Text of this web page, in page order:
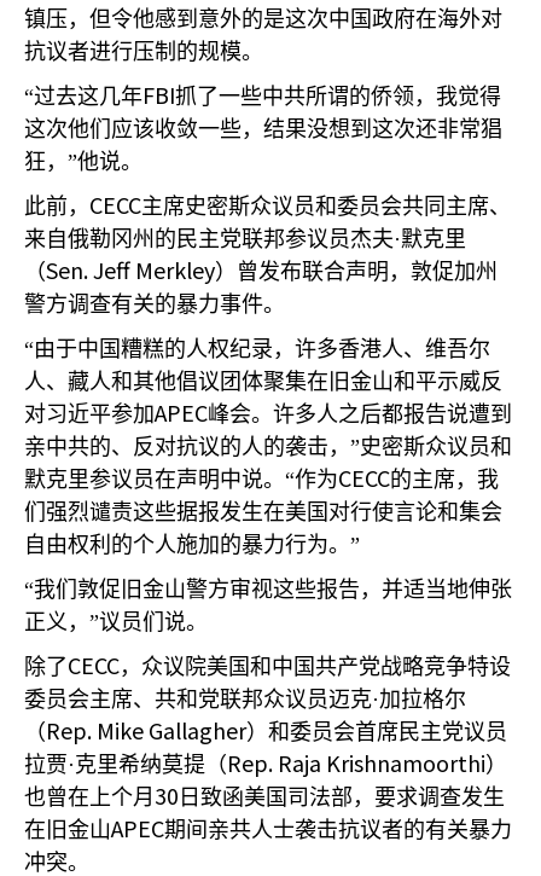
镇压，但令他感到意外的是这次中国政府在海外对
抗议者进行压制的规模。
“过去这几年FBI抓了一些中共所谓的侨领，我觉得
这次他们应该收敛一些，结果没想到这次还非常猖
狂，”他说。
此前， CECC主席史密斯众议员和委员会共同主席、
来自俄勒冈州的民主党联邦参议员杰夫·默克里
（Sen. Jeff Merkley）曾发布联合声明，敦促加州
警方调查有关的暴力事件。
“由于中国糟糕的人权纪录，许多香港人、维吾尔
人、藏人和其他倡议团体聚集在旧金山和平示威反
对习近平参加APEC峰会。许多人之后都报告说遭到
亲中共的、反对抗议的人的袭击，”史密斯众议员和
默克里参议员在声明中说。“作为CECC的主席，我
们强烈谴责这些据报发生在美国对行使言论和集会
自由权利的个人施加的暴力行为。”
“我们敦促旧金山警方审视这些报告，并适当地伸张
正义，”议员们说。
除了CECC，众议院美国和中国共产党战略竞争特设
委员会主席、共和党联邦众议员迈克·加拉格尔
（ Rep. Mike Gallagher）和委员会首席民主党议员
拉贾·克里希纳莫提（ Rep. Raja Krishnamoorthi）
也曾在上个月 30 日致函美国司法部，要求调查发生
在旧金山APEC期间亲共人士袭击抗议者的有关暴力
冲突。